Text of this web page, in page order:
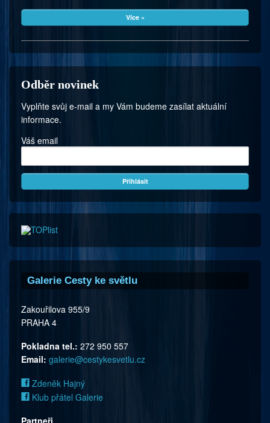
Více »
Odběr novinek
Vyplňte svůj e-mail a my Vám budeme zasílat aktuální
informace.
Váš email
Galerie Cesty ke světlu
Zakouřilova 955/9
PRAHA 4
Pokladna tel.: 272 950 557
Email: galerie@cestykesvetlu.cz
Zdeněk Hajný
Klub přátel Galerie